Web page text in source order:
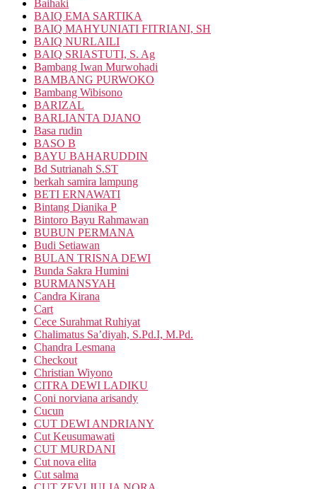
Baihaki
BAIQ EMA SARTIKA
BAIQ MAHYUNIATI FITRIANI, SH
BAIQ NURLAILI
BAIQ SRIASTUTI, S. Ag
Bambang Iwan Murwohadi
BAMBANG PURWOKO
Bambang Wibisono
BARIZAL
BARLIANTA DJANO
Basa rudin
BASO B
BAYU BAHARUDDIN
Bd Sutrianah S.ST
berkah samira lampung
BETI ERNAWATI
Bintang Dianika P
Bintoro Bayu Rahmawan
BUBUN PERMANA
Budi Setiawan
BULAN TRISNA DEWI
Bunda Sakra Humini
BURMANSYAH
Candra Kirana
Cart
Cece Surahmat Ruhiyat
Chalimatus Sa’diyah, S.Pd.I, M.Pd.
Chandra Lesmana
Checkout
Christian Wiyono
CITRA DEWI LADIKU
Coni norviana arisandy
Cucun
CUT DEWI ANDRIANY
Cut Keusumawati
CUT MURDANI
Cut nova elita
Cut salma